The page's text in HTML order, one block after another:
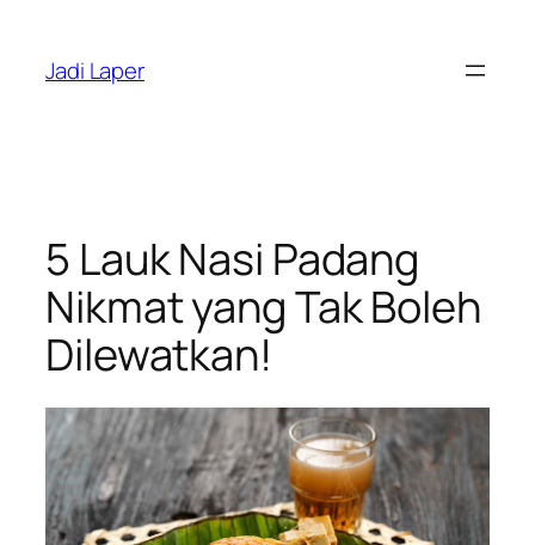
content
Jadi Laper
5 Lauk Nasi Padang
Nikmat yang Tak Boleh
Dilewatkan!